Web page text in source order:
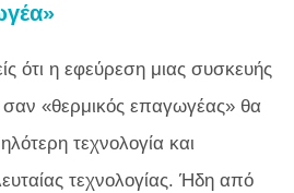
ότι η εφεύρεση μιας συσκευής
«θερμικός επαγωγέας» θα
τεχνολογία και
τεχνολογίας. Ήδη από